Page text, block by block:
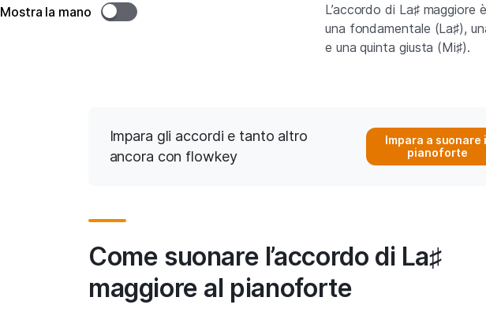
Mostra la mano
L’accordo di La♯
una fondamentale (La♯),
e una quinta giusta (Mi♯).
Impara gli accordi e tanto altro
ancora con flowkey
Impara a suonare
pianoforte
Come suonare l’accordo di La♯
maggiore al pianoforte